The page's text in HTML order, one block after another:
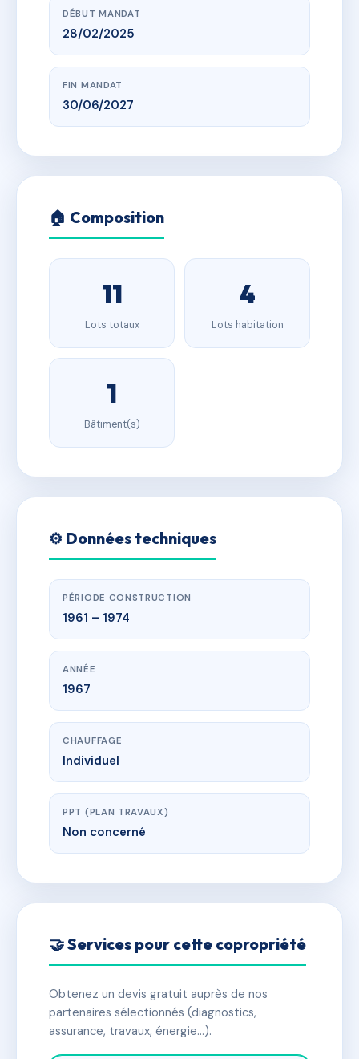
DÉBUT MANDAT
28/02/2025
FIN MANDAT
30/06/2027
🏠 Composition
11
Lots totaux
4
Lots habitation
1
Bâtiment(s)
⚙️ Données techniques
PÉRIODE CONSTRUCTION
1961 – 1974
ANNÉE
1967
CHAUFFAGE
Individuel
PPT (PLAN TRAVAUX)
Non concerné
🤝 Services pour cette copropriété
Obtenez un devis gratuit auprès de nos
partenaires sélectionnés (diagnostics,
assurance, travaux, énergie…).